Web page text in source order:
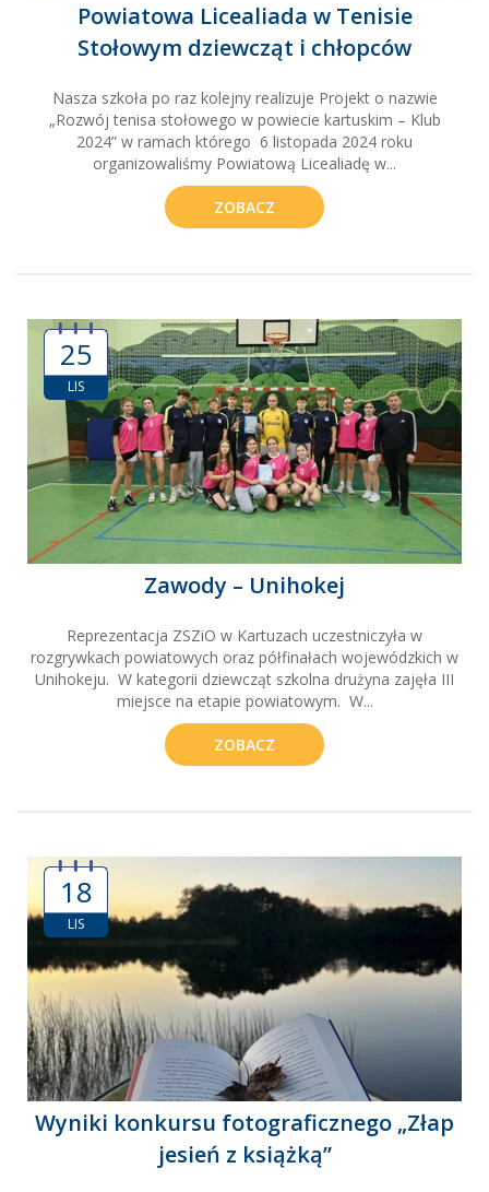
Powiatowa Licealiada w Tenisie
Stołowym dziewcząt i chłopców
Nasza szkoła po raz kolejny realizuje Projekt o nazwie
„Rozwój tenisa stołowego w powiecie kartuskim – Klub
2024” w ramach którego 6 listopada 2024 roku
organizowaliśmy Powiatową Licealiadę w...
ZOBACZ
25
LIS
Zawody – Unihokej
Reprezentacja ZSZiO w Kartuzach uczestniczyła w
rozgrywkach powiatowych oraz półfinałach wojewódzkich w
Unihokeju. W kategorii dziewcząt szkolna drużyna zajęła III
miejsce na etapie powiatowym. W...
ZOBACZ
18
LIS
Wyniki konkursu fotograficznego „Złap
jesień z książką”